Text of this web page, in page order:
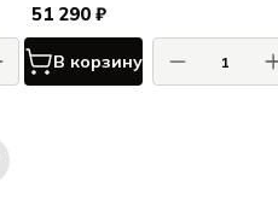
51 290 ₽
В корзину